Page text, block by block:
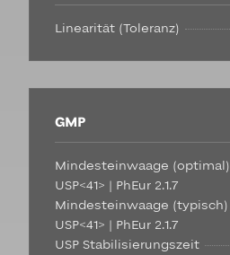
Linearität (Toleranz)
GMP
Mindesteinwaage (optimal)
USP<41> | PhEur 2.1.7
Mindesteinwaage (typisch)
USP<41> | PhEur 2.1.7
USP Stabilisierungszeit